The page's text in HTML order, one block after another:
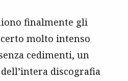
finalmente gli
molto intenso
cedimenti, un
discografia